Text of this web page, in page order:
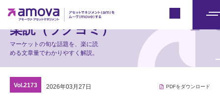
楽読（ラクヨミ）
マーケットの旬な話題を、楽に読
める文章量でわかりやすく解説。
Vol.2173 2026年03月27日 PDFをダウンロード